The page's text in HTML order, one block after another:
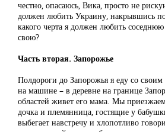
честно, опасаюсь, Вика, просто не
должен любить Украину, накрывшись
какого черта я должен любить
свою?
Часть вторая. Запорожье
Полдороги до Запорожья я еду со
на машине – в деревне на границе
областей живет его мама. Мы
дочка и племянница, гостящие у
выбегает навстречу и хлопотливо